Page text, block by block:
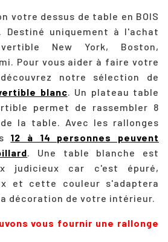
votre dessus de table en BOIS
Destiné uniquement à l'achat
New York, Boston,
Pour vous aider à faire votre
notre sélection de
blanc . Un plateau table
permet de rassembler 8
la table. Avec les rallonges
12 à 14 personnes peuvent
. Une table blanche est
judicieux car c'est épuré,
et cette couleur s'adaptera
décoration de votre intérieur.
vous fournir une rallonge